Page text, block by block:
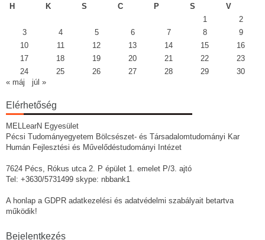
H
K S C P S
V
1
2
3
4 5 6 7 8
9
10
11 12 13 14 15
16
17
18 19 20 21 22
23
24
25 26 27 28 29
30
« máj
júl »
Elérhetőség
MELLearN Egyesület
Pécsi Tudományegyetem Bölcsészet- és Társadalomtudományi Kar
Humán Fejlesztési és Művelődéstudományi Intézet
7624 Pécs, Rókus utca 2. P épület 1. emelet P/3. ajtó
Tel: +3630/5731499 skype: nbbank1
A honlap a GDPR adatkezelési és adatvédelmi szabályait betartva
működik!
Bejelentkezés